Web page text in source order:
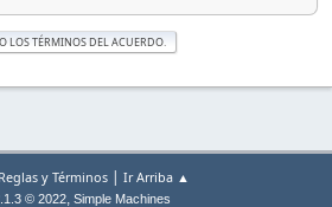
Reglas y Términos | Ir Arriba ▲
© 2022, Simple Machines